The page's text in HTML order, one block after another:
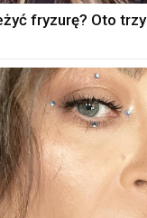
fryzurę? Oto trzy